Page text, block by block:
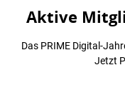
Aktive
Das PRIME Digital-
Jetzt